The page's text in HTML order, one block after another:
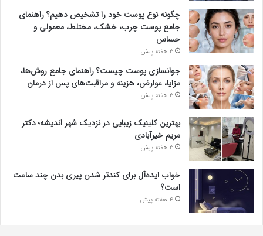
چگونه نوع پوست خود را تشخیص دهیم؟ راهنمای
جامع پوست چرب، خشک، مختلط، معمولی و
حساس
3 هفته پیش
جوانسازی پوست چیست؟ راهنمای جامع روش‌ها،
مزایا، عوارض، هزینه و مراقبت‌های پس از درمان
3 هفته پیش
بهترین کلینیک زیبایی در نزدیک شهر اندیشه؛ دکتر
مریم خیرآبادی
3 هفته پیش
خواب ایده‌آل برای کندتر شدن پیری بدن چند ساعت
است؟
4 هفته پیش